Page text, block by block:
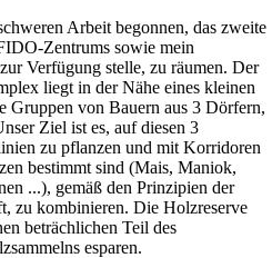
Arbeit begonnen, das zweite
Zentrums sowie mein
Verfügung stelle, zu räumen. Der
liegt in der Nähe eines kleinen
Gruppen von Bauern aus 3 Dörfern,
Ziel ist es, auf diesen 3
zu pflanzen und mit Korridoren
bestimmt sind (Mais, Maniok,
...), gemäß den Prinzipien der
zu kombinieren. Die Holzreserve
beträchlichen Teil des
esparen.